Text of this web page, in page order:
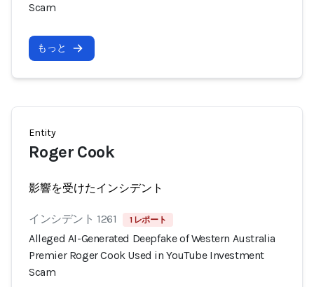
Scam
もっと
Entity
Roger Cook
影響を受けたインシデント
インシデント 1261 1 レポート
Alleged AI-Generated Deepfake of Western Australia
Premier Roger Cook Used in YouTube Investment
Scam